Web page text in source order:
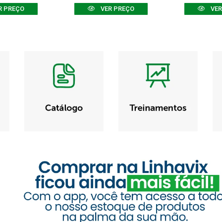
PREÇO VER PREÇO